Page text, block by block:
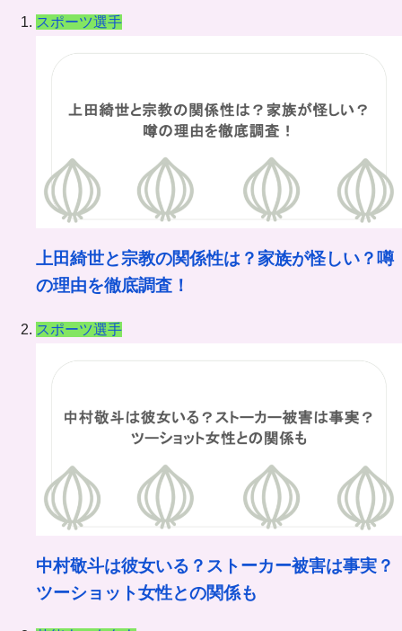
スポーツ選手
上田綺世と宗教の関係性は？家族が怪しい？噂
の理由を徹底調査！
スポーツ選手
中村敬斗は彼女いる？ストーカー被害は事実？
ツーショット女性との関係も